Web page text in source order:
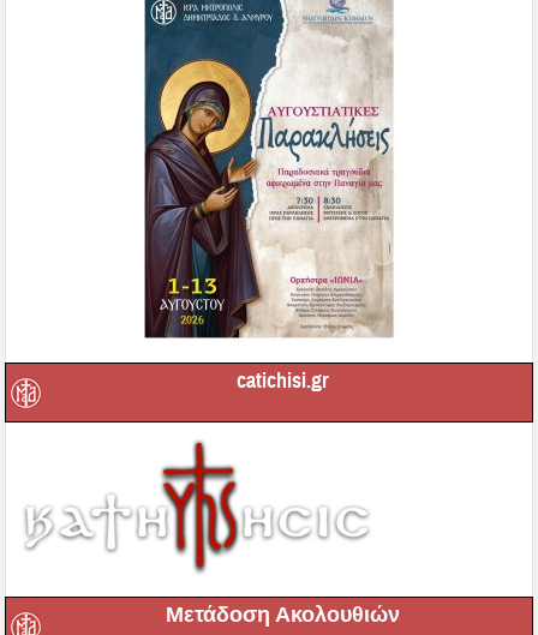
catichisi.gr
Μετάδοση Ακολουθιών